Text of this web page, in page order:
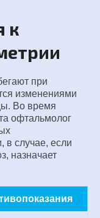
к
при
изменениями
Во время
офтальмолог
в случае, если
назначает